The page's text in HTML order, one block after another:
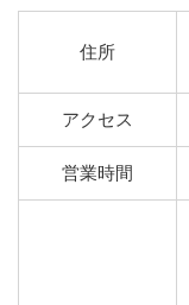
住所
アクセス
営業時間